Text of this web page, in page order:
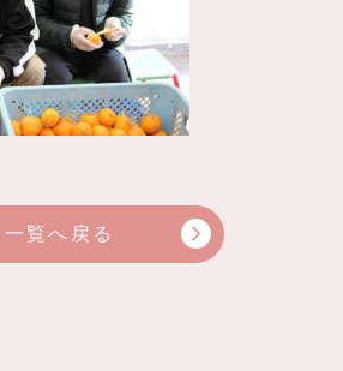
一覧へ戻る arrow_forward_ios